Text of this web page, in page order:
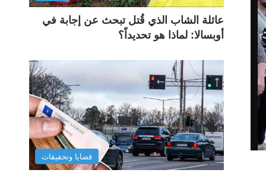
عائلة الشاب الذي قُتل تبحث عن إجابة في
أوبسالا: لماذا هو تحديداً؟
قضايا وتحقيقات